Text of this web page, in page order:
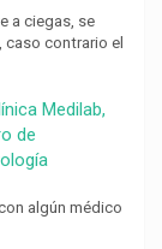
a ciegas, se
contrario el
Medilab,
de
algún médico